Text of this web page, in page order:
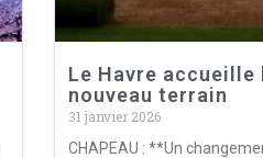
Le Havre accueille
nouveau terrain
31 janvier 2026
CHAPEAU : **Un